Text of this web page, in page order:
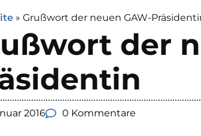
» Grußwort der neuen GAW-
der
2016 0 Kommentare